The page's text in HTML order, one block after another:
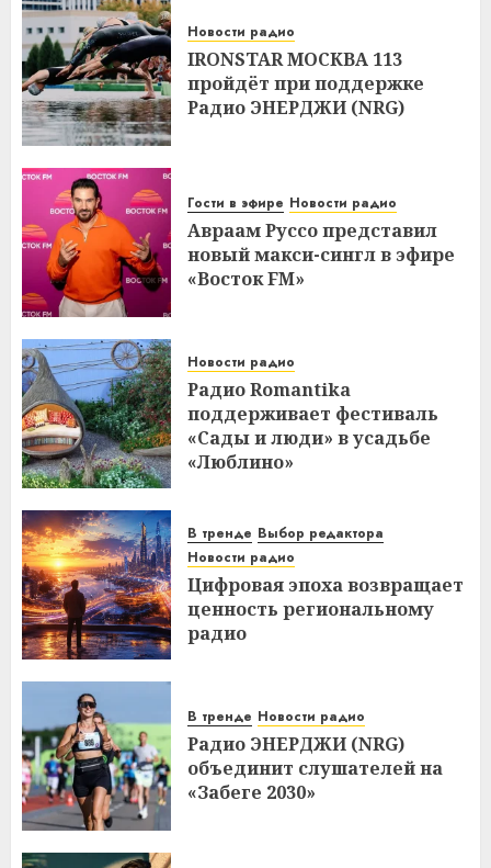
Новости радио
IRONSTAR МОСКВА 113
пройдёт при поддержке
Радио ЭНЕРДЖИ (NRG)
Гости в эфире Новости радио
Авраам Руссо представил
новый макси-сингл в эфире
«Восток FM»
Новости радио
Радио Romantika
поддерживает фестиваль
«Сады и люди» в усадьбе
«Люблино»
В тренде Выбор редактора
Новости радио
Цифровая эпоха возвращает
ценность региональному
радио
В тренде Новости радио
Радио ЭНЕРДЖИ (NRG)
объединит слушателей на
«Забеге 2030»